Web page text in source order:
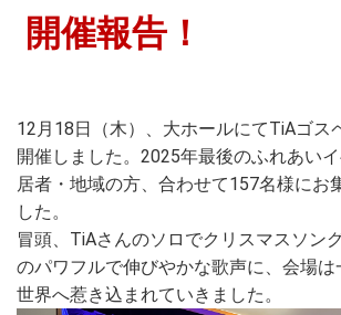
開催報告！
12月18日（木）、大ホールにてTiAゴス
開催しました。2025年最後のふれあい
居者・地域の方、合わせて157名様にお
した。
冒頭、TiAさんのソロでクリスマスソン
のパワフルで伸びやかな歌声に、会場
世界へ惹き込まれていきました。